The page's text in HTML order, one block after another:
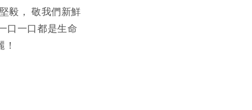
毅， 敬我們新鮮
口一口都是生命